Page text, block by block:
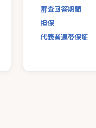
審査回答期間
担保
代表者連帯保証